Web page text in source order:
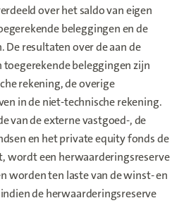
over het saldo van eigen
beleggingen en de
resultaten over de aan de
beleggingen zijn
rekening, de overige
in de niet-technische rekening.
van de externe vastgoed-, de
en het private equity fonds de
wordt een herwaarderingsreserve
worden ten laste van de winst- en
de herwaarderingsreserve